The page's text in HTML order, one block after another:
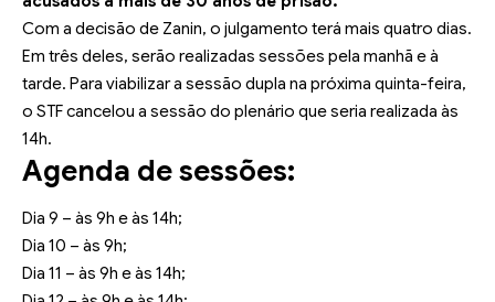
Com a decisão de Zanin, o julgamento terá mais quatro dias.
Em três deles, serão realizadas sessões pela manhã e à
tarde. Para viabilizar a sessão dupla na próxima quinta-feira,
o STF cancelou a sessão do plenário que seria realizada às
14h.
Agenda de sessões:
Dia 9 – às 9h e às 14h;
Dia 10 – às 9h;
Dia 11 – às 9h e às 14h;